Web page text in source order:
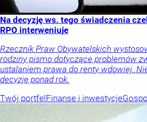
Na decyzję ws. tego świadczenia
RPO interweniuje
Rzecznik Praw Obywatelskich
rodziny pismo dotyczące problemów
ustalaniem prawa do renty wdowiej.
decyzję ponad rok.
Twój portfel Finanse i inwestycje